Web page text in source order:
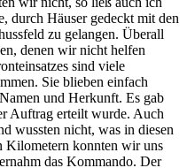
durch Häuser gedeckt mit den
zu gelangen. Überall
denen wir nicht helfen
sind viele
Sie blieben einfach
und Herkunft. Es gab
Auftrag erteilt wurde. Auch
wussten nicht, was in diesen
Kilometern konnten wir uns
das Kommando. Der